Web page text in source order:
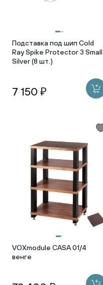
Подставка под шип Cold
Ray Spike Protector 3 Small
Silver (8 шт.)
7 150 ₽
VOXmodule CASA 01/4
венге